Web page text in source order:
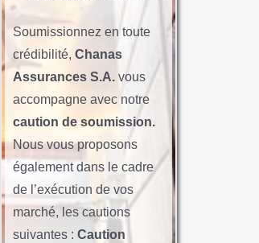
Soumissionnez en toute
crédibilité, Chanas
Assurances S.A.vous
accompagne avec notre
caution de soumission.
Nous vous proposons
également dans le cadre
de l’exécution de vos
marché, les cautions
suivantes : Caution